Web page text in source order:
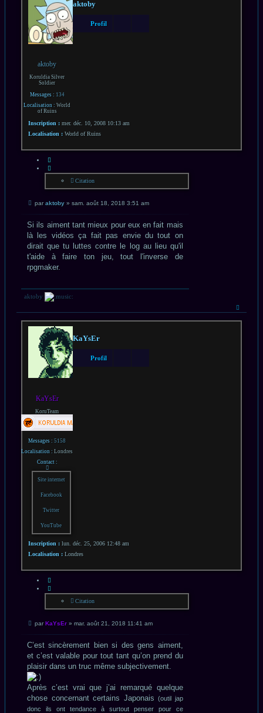
aktoby
Koruldia Silver
Soldier
Messages : 134
Localisation : World
of Ruins
aktoby
Profil
Inscription : mer. déc. 10, 2008 10:13 am
Localisation : World of Ruins
Citation
Message
paraktoby » sam. août 18, 2018 3:51 am
Si ils aiment tant mieux pour eux en fait mais
là les vidéos ça fait pas envie du tout on
dirait que tu luttes contre le log au lieu qu'il
t'aide à faire ton jeu, tout l'inverse de
rpgmaker.
aktoby
KaYsEr
KoruTeam
Messages : 5158
Localisation : Londres
Contact :
KaYsEr
Site internet
Facebook
Twitter
YouTube
KaYsEr
Profil
Inscription : lun. déc. 25, 2006 12:48 am
Localisation : Londres
Citation
Message
parKaYsEr » mar. août 21, 2018 11:41 am
C’est sincèrement bien si des gens aiment,
et c’est valable pour tout tant qu’on prend du
plaisir dans un truc même subjectivement.
Après c’est vrai que j’ai remarqué quelque
chose concernant certains Japonais(outil jap
donc ils ont tendance à surtout penser pour ce